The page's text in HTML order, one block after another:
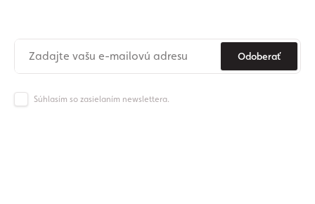
Odoberať
Súhlasím so zasielaním newslettera.